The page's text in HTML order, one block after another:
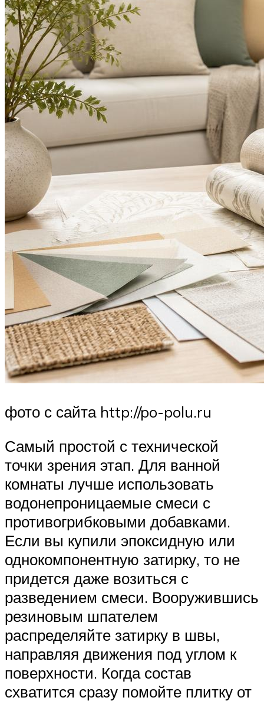
фото с сайта http://po-polu.ru
Самый простой с технической
точки зрения этап. Для ванной
комнаты лучше использовать
водонепроницаемые смеси с
противогрибковыми добавками.
Если вы купили эпоксидную или
однокомпонентную затирку, то не
придется даже возиться с
разведением смеси. Вооружившись
резиновым шпателем
распределяйте затирку в швы,
направляя движения под углом к
поверхности. Когда состав
схватится сразу помойте плитку от